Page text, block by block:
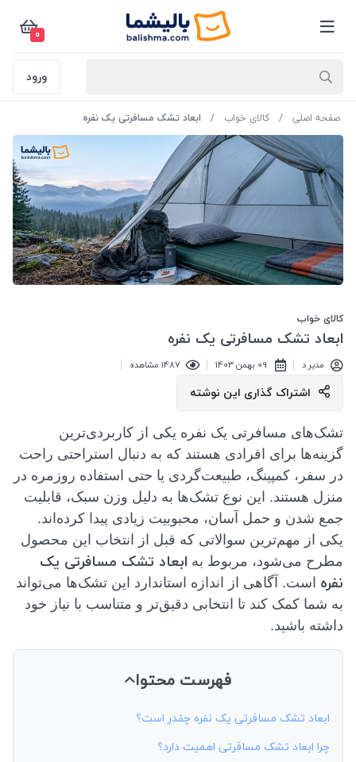
0
ورود
صفحه اصلی کالای خواب ابعاد تشک مسافرتی یک نفره
کالای خواب
ابعاد تشک مسافرتی یک نفره
مدیر د 09 بهمن 1403 1487 مشاهده
اشتراک گذاری این نوشته
تشک‌های مسافرتی یک نفره یکی از کاربردی‌ترین
گزینه‌ها برای افرادی هستند که به دنبال استراحتی راحت
در سفر، کمپینگ، طبیعت‌گردی یا حتی استفاده روزمره در
منزل هستند. این نوع تشک‌ها به دلیل وزن سبک، قابلیت
جمع شدن و حمل آسان، محبوبیت زیادی پیدا کرده‌اند.
یکی از مهم‌ترین سوالاتی که قبل از انتخاب این محصول
مطرح می‌شود، مربوط به ابعاد تشک مسافرتی یک
نفره است. آگاهی از اندازه استاندارد این تشک‌ها می‌تواند
به شما کمک کند تا انتخابی دقیق‌تر و متناسب با نیاز خود
داشته باشید.
فهرست محتوا
ابعاد تشک مسافرتی یک نفره چقدر است؟
چرا ابعاد تشک مسافرتی اهمیت دارد؟